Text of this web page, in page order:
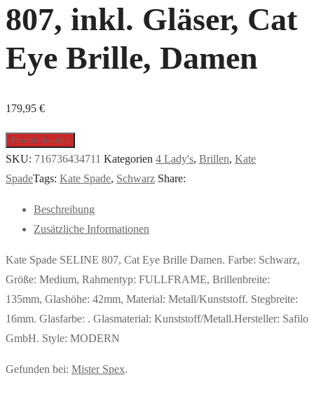
807, inkl. Gläser, Cat
Eye Brille, Damen
179,95 €
Produkt kaufen
SKU: 716736434711 Kategorien 4 Lady's, Brillen, Kate
SpadeTags: Kate Spade, Schwarz Share:
Beschreibung
Zusätzliche Informationen
Kate Spade SELINE 807, Cat Eye Brille Damen. Farbe: Schwarz,
Größe: Medium, Rahmentyp: FULLFRAME, Brillenbreite:
135mm, Glashöhe: 42mm, Material: Metall/Kunststoff. Stegbreite:
16mm. Glasfarbe: . Glasmaterial: Kunststoff/Metall.Hersteller: Safilo
GmbH. Style: MODERN
Gefunden bei: Mister Spex.